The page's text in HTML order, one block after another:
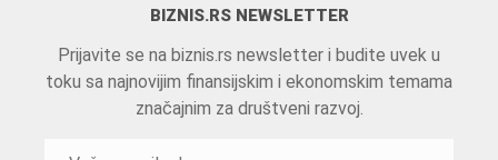
BIZNIS.RS NEWSLETTER
Prijavite se na biznis.rs newsletter i budite uvek u
toku sa najnovijim finansijskim i ekonomskim temama
značajnim za društveni razvoj.